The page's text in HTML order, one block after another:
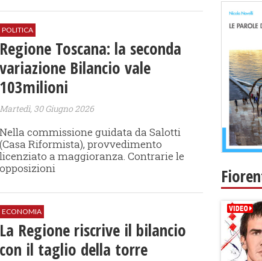
POLITICA
Regione Toscana: la seconda
variazione Bilancio vale
103milioni
Martedì, 30 Giugno 2026
Nella commissione guidata da Salotti
(Casa Riformista), provvedimento
licenziato a maggioranza. Contrarie le
opposizioni
ECONOMIA
La Regione riscrive il bilancio
con il taglio della torre